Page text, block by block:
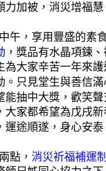
力加被，消災增福慧
，享用豐盛的素
，獎品有水晶項鍊
為大家辛苦一年來
。只見堂生與善信
能抽中大獎，歡笑
大家都希望為戊戌
運途順遂，身心安泰
點，消災祈福補運